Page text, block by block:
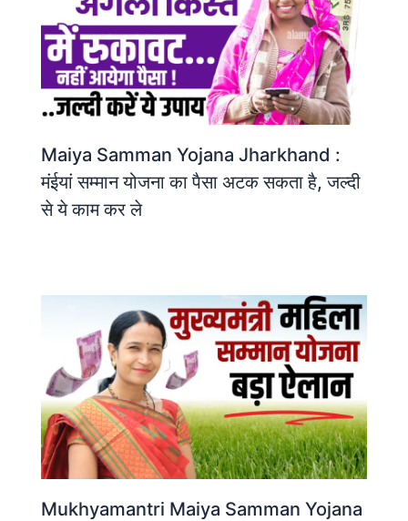
Maiya Samman Yojana Jharkhand :
मंईयां सम्मान योजना का पैसा अटक सकता है, जल्दी
से ये काम कर ले
Mukhyamantri Maiya Samman Yojana